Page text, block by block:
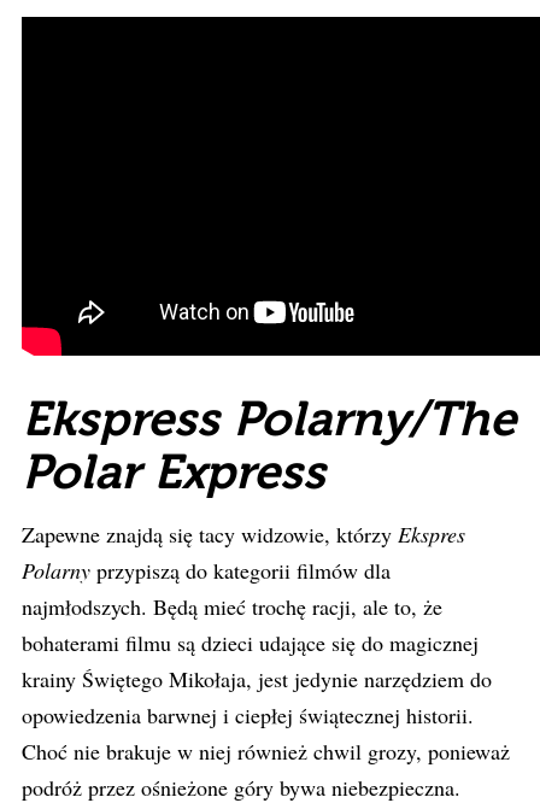
Ekspress Polarny/The
Polar Express
Zapewne znajdą się tacy widzowie, którzy Ekspres
Polarny przypiszą do kategorii filmów dla
najmłodszych. Będą mieć trochę racji, ale to, że
bohaterami filmu są dzieci udające się do magicznej
krainy Świętego Mikołaja, jest jedynie narzędziem do
opowiedzenia barwnej i ciepłej świątecznej historii.
Choć nie brakuje w niej również chwil grozy, ponieważ
podróż przez ośnieżone góry bywa niebezpieczna.